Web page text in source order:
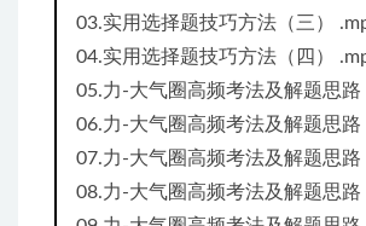
03.实用选择题技巧方法（三）
04.实用选择题技巧方法（四）
05.力-大气圈高频考法及解题思路
06.力-大气圈高频考法及解题思路
07.力-大气圈高频考法及解题思路
08.力-大气圈高频考法及解题思路